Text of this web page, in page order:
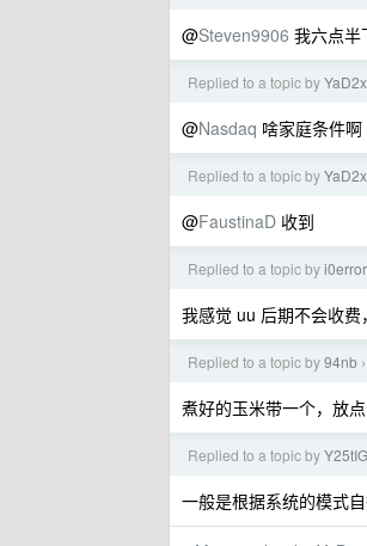
@Steven9906 我六点半
Replied to a topic byYaD2x
@Nasdaq 啥家庭条件
Replied to a topic byYaD2x
@FaustinaD 收到
Replied to a topic byi0error
我感觉 uu 后期不会收
Replied to a topic by94nb ›
煮好的玉米带一个，放
Replied to a topic by
一般是根据系统的模式